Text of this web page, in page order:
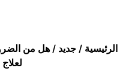
الرئيسية / جديد / هل من